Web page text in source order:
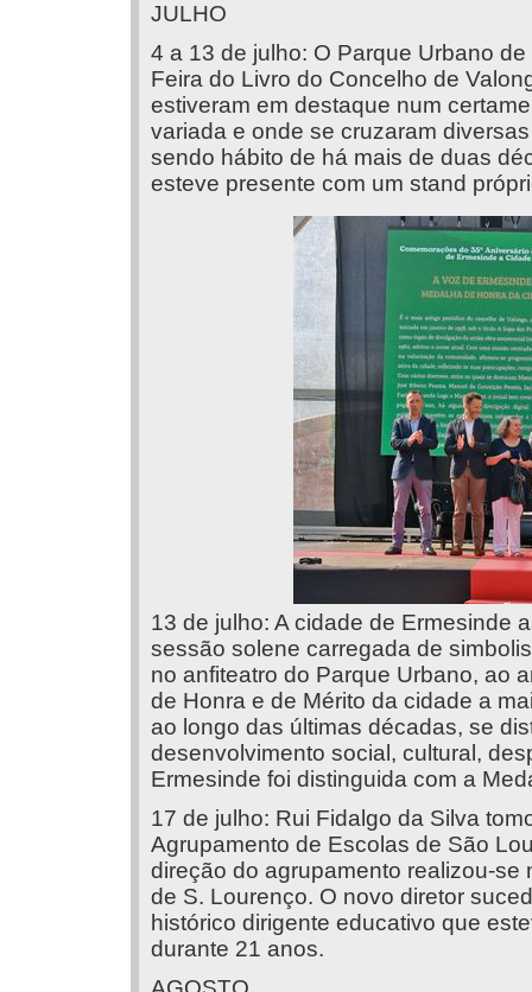
JULHO
4 a 13 de julho: O Parque Urbano
Feira do Livro do Concelho de
estiveram em destaque num
variada e onde se cruzaram
sendo hábito de há mais de duas
esteve presente com um stand
13 de julho: A cidade de Ermesinde
sessão solene carregada de
no anfiteatro do Parque Urbano, ao
de Honra e de Mérito da cidade a
ao longo das últimas décadas, se
desenvolvimento social, cultural,
Ermesinde foi distinguida com a
17 de julho: Rui Fidalgo da Silva
Agrupamento de Escolas de São
direção do agrupamento realizou-
de S. Lourenço. O novo diretor
histórico dirigente educativo que
durante 21 anos.